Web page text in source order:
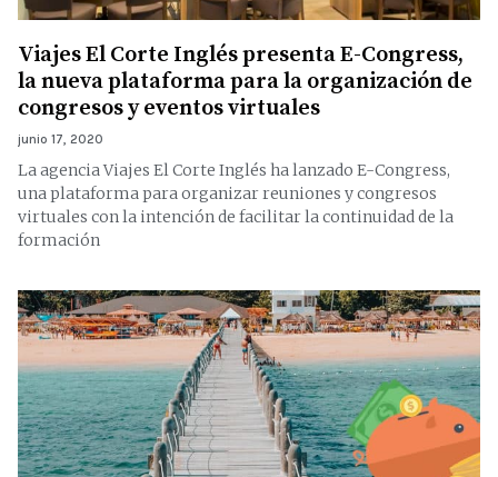
Viajes El Corte Inglés presenta E-Congress,
la nueva plataforma para la organización de
congresos y eventos virtuales
junio 17, 2020
La agencia Viajes El Corte Inglés ha lanzado E-Congress,
una plataforma para organizar reuniones y congresos
virtuales con la intención de facilitar la continuidad de la
formación